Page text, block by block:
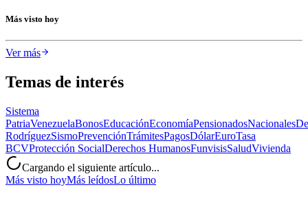
Más visto hoy
Ver más
Temas de interés
Sistema
PatriaVenezuelaBonosEducaciónEconomíaPensionadosNacionales
RodríguezSismoPrevenciónTrámitesPagosDólarEuroTasa
BCVProtección SocialDerechos HumanosFunvisisSaludVivienda
Cargando el siguiente artículo...
Más visto hoyMás leídosLo último